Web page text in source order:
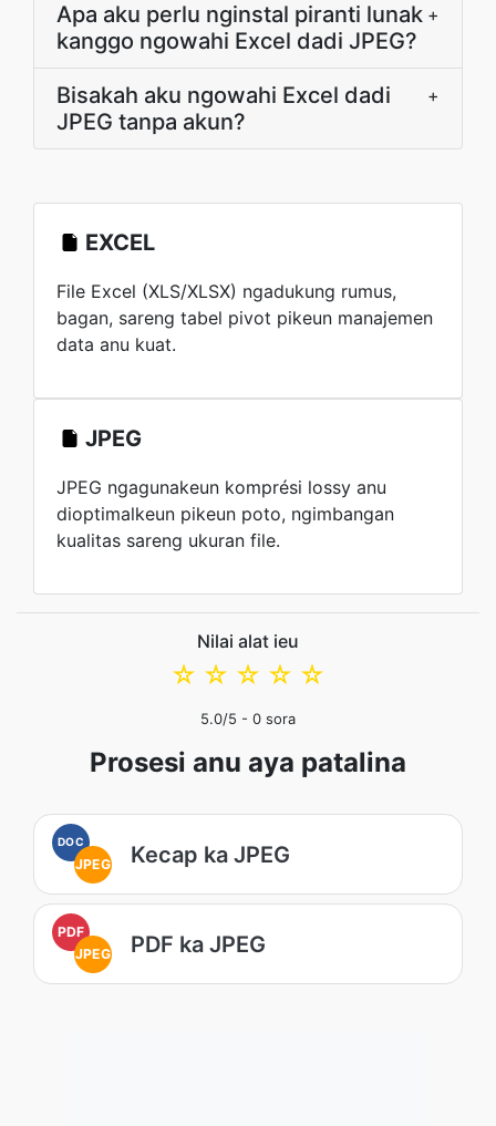
Apa aku perlu nginstal piranti lunak
kanggo ngowahi Excel dadi JPEG?
+
Bisakah aku ngowahi Excel dadi
JPEG tanpa akun?
+
EXCEL
File Excel (XLS/XLSX) ngadukung rumus,
bagan, sareng tabel pivot pikeun manajemen
data anu kuat.
JPEG
JPEG ngagunakeun komprési lossy anu
dioptimalkeun pikeun poto, ngimbangan
kualitas sareng ukuran file.
Nilai alat ieu
☆
☆
☆
☆
☆
5.0/5 - 0 sora
Prosesi anu aya patalina
DOC
JPEG Kecap ka JPEG
PDF
JPEG
PDF ka JPEG